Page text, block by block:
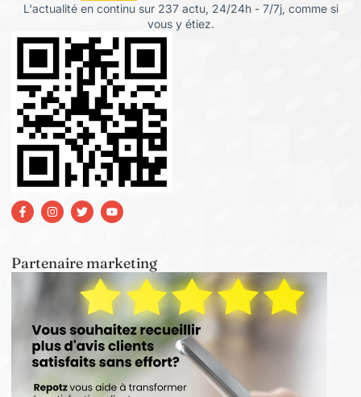
L'actualité en continu sur 237 actu, 24/24h - 7/7j, comme si
vous y étiez.
Partenaire marketing